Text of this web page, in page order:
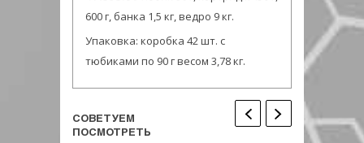
600 г, банка 1,5 кг, ведро 9 кг.
Упаковка: коробка 42 шт. с
тюбиками по 90 г весом 3,78 кг.
СОВЕТУЕМ
ПОСМОТРЕТЬ